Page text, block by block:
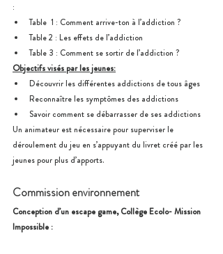
:
Table  1 : Comment arrive-ton à l’addiction ?
Table 2 : Les effets de l’addiction
Table 3 : Comment se sortir de l’addiction ?
Objectifs visés par les jeunes:
Découvrir les différentes addictions de tous âges
Reconnaître les symptômes des addictions
Savoir comment se débarrasser de ses addictions
Un animateur est nécessaire pour superviser le
déroulement du jeu en s’appuyant du livret créé par les
jeunes pour plus d’apports.
Commission environnement
Conception d’un escape game, Collège Ecolo- Mission
Impossible :